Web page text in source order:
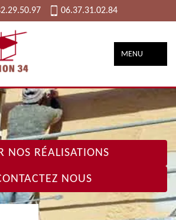
06.37.31.02.84
MENU
NOS RÉALISATIONS
NOUS